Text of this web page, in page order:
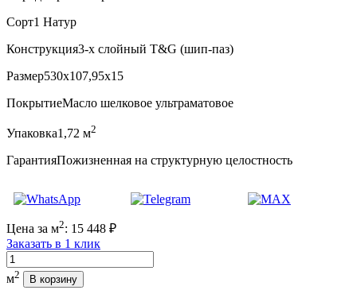
Сорт1 Натур
Конструкция3-х слойный T&G (шип-паз)
Размер530x107,95x15
ПокрытиеМасло шелковое ультраматовое
Упаковка1,72 м2
ГарантияПожизненная на структурную целостность
Цена за м2: 15 448 ₽
Заказать в 1 клик
Количество
м2 В корзину